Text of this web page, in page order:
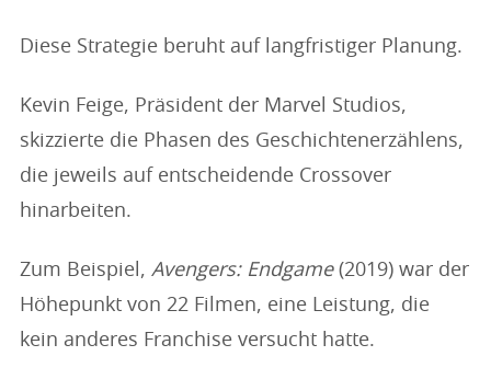
Diese Strategie beruht auf langfristiger Planung.
Kevin Feige, Präsident der Marvel Studios,
skizzierte die Phasen des Geschichtenerzählens,
die jeweils auf entscheidende Crossover
hinarbeiten.
Zum Beispiel, Avengers: Endgame(2019) war der
Höhepunkt von 22 Filmen, eine Leistung, die
kein anderes Franchise versucht hatte.